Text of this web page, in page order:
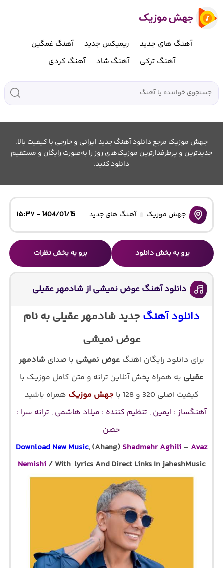
آهنگ های جدید ریمیکس جدید
آهنگ غمگین
آهنگ ترکی
آهنگ شاد آهنگ کردی
جهش موزیک مرجع دانلود آهنگ جدید ایرانی و خارجی با کیفیت بالا.
جدیدترین و پرطرفدارترین موزیک‌های روز را به‌صورت رایگان و مستقیم
دانلود کنید.
جهش موزیک آهنگ های جدید 1404/01/15 - ۱۵:۳۷
برو به بخش دانلود برو به بخش نظرات
دانلود آهنگ عوض نمیشی از شادمهر عقیلی
دانلود آهنگجدید شادمهر عقیلی به نام
عوض نمیشی
برای دانلود رایگان اهنگ عوض نمیشی با صدای شادمهر
عقیلی به همراه پخش آنلاین ترانه و متن کامل موزیک با
کیفیت اصلی 320 و 128 با
جهش موزیک همراه باشید
آهنگساز : ایمین , تنظیم کننده : میلاد هاشمی , ترانه سرا :
حصن
Download New Music, (Ahang) Shadmehr Aghili – Avaz
Nemishi / With lyrics And Direct Links In jaheshMusic